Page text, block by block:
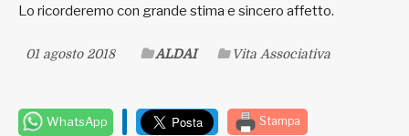
Lo ricorderemo con grande stima e sincero affetto.
01 agosto 2018 ALDAI Vita Associativa
WhatsApp Stampa